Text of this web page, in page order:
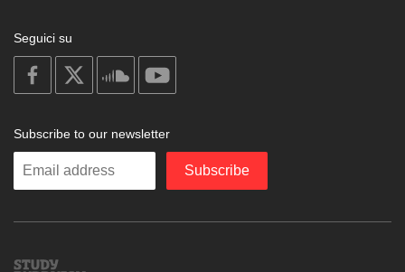
Seguici su
on
facebook
soundcloud
Subscribe to our newsletter
Enter
Subscribe
Study